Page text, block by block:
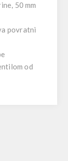
50 mm
povratni
od